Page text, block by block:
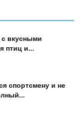
вкусными
птиц и...
спортсмену и не